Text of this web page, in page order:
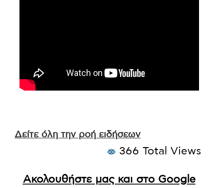
Δείτε όλη την ροή ειδήσεων
366 Total Views
Ακολουθήστε μας και στο Google